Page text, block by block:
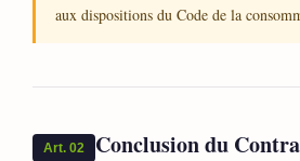
aux dispositions du Code de la
Art. 02 Conclusion du